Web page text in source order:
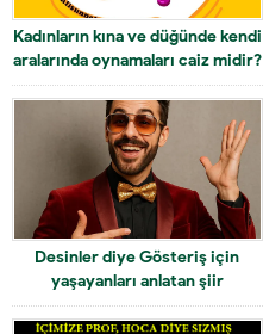
Kadınların kına ve düğünde kendi
aralarında oynamaları caiz midir?
Desinler diye Gösteriş için
yaşayanları anlatan şiir